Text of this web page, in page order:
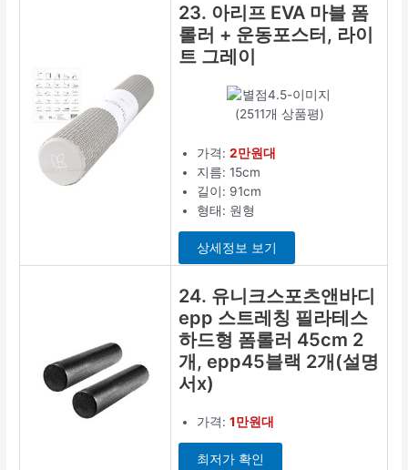
23. 아리프 EVA 마블 폼
롤러 + 운동포스터, 라이
트 그레이
(2511개 상품평)
가격:2만원대
지름: 15cm
길이: 91cm
형태: 원형
상세정보 보기
24. 유니크스포츠앤바디
epp 스트레칭 필라테스
하드형 폼롤러 45cm 2
개, epp45블랙 2개(설명
서x)
가격:1만원대
최저가 확인